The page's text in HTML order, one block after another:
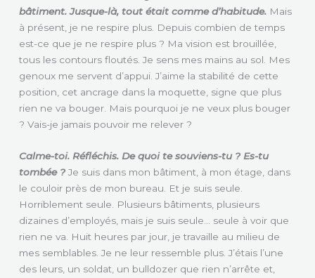
bâtiment. Jusque-là, tout était comme d’habitude.Mais
à présent, je ne respire plus. Depuis combien de temps
est-ce que je ne respire plus ? Ma vision est brouillée,
tous les contours floutés. Je sens mes mains au sol. Mes
genoux me servent d’appui. J’aime la stabilité de cette
position, cet ancrage dans la moquette, signe que plus
rien ne va bouger. Mais pourquoi je ne veux plus bouger
? Vais-je jamais pouvoir me relever ?
Calme-toi. Réfléchis. De quoi te souviens-tu ? Es-tu
tombée ?Je suis dans mon bâtiment, à mon étage, dans
le couloir près de mon bureau. Et je suis seule.
Horriblement seule. Plusieurs bâtiments, plusieurs
dizaines d’employés, mais je suis seule… seule à voir que
rien ne va. Huit heures par jour, je travaille au milieu de
mes semblables. Je ne leur ressemble plus. J’étais l’une
des leurs, un soldat, un bulldozer que rien n’arrête et,